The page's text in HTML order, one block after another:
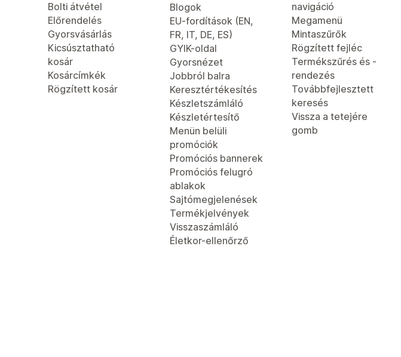
Bolti átvétel
Előrendelés
Gyorsvásárlás
Kicsúsztatható
kosár
Kosárcímkék
Rögzített kosár
Blogok
EU-fordítások (EN,
FR, IT, DE, ES)
GYIK-oldal
Gyorsnézet
Jobbról balra
Keresztértékesítés
Készletszámláló
Készletértesítő
Menün belüli
promóciók
Promóciós bannerek
Promóciós felugró
ablakok
Sajtómegjelenések
Termékjelvények
Visszaszámláló
Életkor-ellenőrző
navigáció
Megamenü
Mintaszűrők
Rögzített fejléc
Termékszűrés és -
rendezés
Továbbfejlesztett
keresés
Vissza a tetejére
gomb